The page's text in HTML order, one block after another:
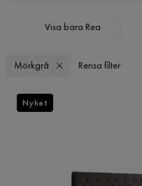
Visa bara Rea
Mörkgrå Rensa filter
Nyhet